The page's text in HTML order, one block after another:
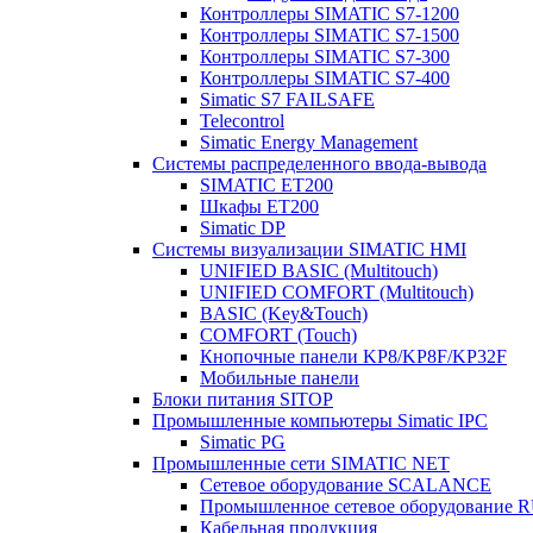
Контроллеры SIMATIC S7-1200
Контроллеры SIMATIC S7-1500
Контроллеры SIMATIC S7-300
Контроллеры SIMATIC S7-400
Simatic S7 FAILSAFE
Telecontrol
Simatic Energy Management
Системы распределенного ввода-вывода
SIMATIC ET200
Шкафы ET200
Simatic DP
Системы визуализации SIMATIC HMI
UNIFIED BASIC (Multitouch)
UNIFIED COMFORT (Multitouch)
BASIC (Key&Touch)
COMFORT (Touch)
Кнопочные панели KP8/KP8F/KP32F
Мобильные панели
Блоки питания SITOP
Промышленные компьютеры Simatic IPC
Simatic PG
Промышленные сети SIMATIC NET
Сетевое оборудование SCALANCE
Промышленное сетевое оборудование
Кабельная продукция